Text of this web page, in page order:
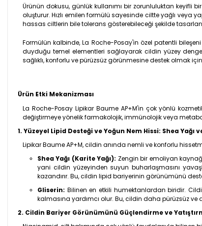
Ürünün dokusu, günlük kullanımı bir zorunluluktan keyifli
oluşturur. Hızlı emilen formülü sayesinde ciltte yağlı veya
hassas ciltlerin bile tolerans gösterebileceği şekilde
Formülün kalbinde, La Roche-Posay'in özel patentli
duyduğu temel elementleri sağlayarak cildin yüzey
sağlıklı, konforlu ve pürüzsüz görünmesine destek olmak
Ürün Etki Mekanizması
La Roche-Posay Lipikar Baume AP+M'in çok yönlü
değiştirmeye yönelik farmakolojik, immünolojik veya
1. Yüzeyel Lipid Desteği ve Yoğun Nem Hissi: Shea Yağı
Lipikar Baume AP+M, cildin anında nemli ve konforlu
Shea Yağı (Karite Yağı): Zengin bir emoliyan
yani cildin yüzeyinden suyun buharlaşmasını
kazandırır. Bu, cildin lipid bariyerinin görünümünü
Gliserin: Bilinen en etkili humektanlardan biridir.
kalmasına yardımcı olur. Bu, cildin daha pürüzsüz
2. Cildin Bariyer Görünümünü Güçlendirme ve